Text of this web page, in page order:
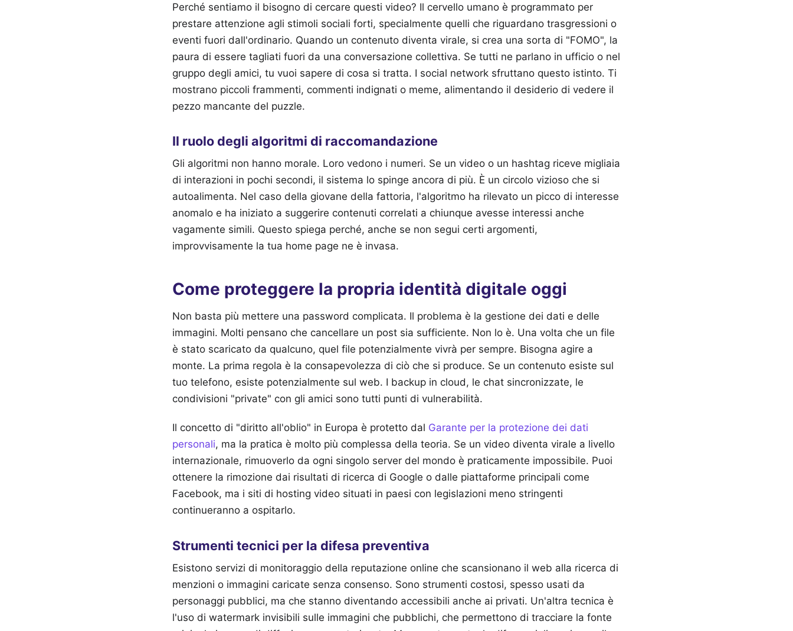
Perché sentiamo il bisogno di cercare questi video? Il cervello umano è programmato per
prestare attenzione agli stimoli sociali forti, specialmente quelli che riguardano trasgressioni o
eventi fuori dall'ordinario. Quando un contenuto diventa virale, si crea una sorta di "FOMO", la
paura di essere tagliati fuori da una conversazione collettiva. Se tutti ne parlano in ufficio o nel
gruppo degli amici, tu vuoi sapere di cosa si tratta. I social network sfruttano questo istinto. Ti
mostrano piccoli frammenti, commenti indignati o meme, alimentando il desiderio di vedere il
pezzo mancante del puzzle.
Il ruolo degli algoritmi di raccomandazione
Gli algoritmi non hanno morale. Loro vedono i numeri. Se un video o un hashtag riceve migliaia
di interazioni in pochi secondi, il sistema lo spinge ancora di più. È un circolo vizioso che si
autoalimenta. Nel caso della giovane della fattoria, l'algoritmo ha rilevato un picco di interesse
anomalo e ha iniziato a suggerire contenuti correlati a chiunque avesse interessi anche
vagamente simili. Questo spiega perché, anche se non segui certi argomenti,
improvvisamente la tua home page ne è invasa.
Come proteggere la propria identità digitale oggi
Non basta più mettere una password complicata. Il problema è la gestione dei dati e delle
immagini. Molti pensano che cancellare un post sia sufficiente. Non lo è. Una volta che un file
è stato scaricato da qualcuno, quel file potenzialmente vivrà per sempre. Bisogna agire a
monte. La prima regola è la consapevolezza di ciò che si produce. Se un contenuto esiste sul
tuo telefono, esiste potenzialmente sul web. I backup in cloud, le chat sincronizzate, le
condivisioni "private" con gli amici sono tutti punti di vulnerabilità.
Il concetto di "diritto all'oblio" in Europa è protetto dal Garante per la protezione dei dati
personali, ma la pratica è molto più complessa della teoria. Se un video diventa virale a livello
internazionale, rimuoverlo da ogni singolo server del mondo è praticamente impossibile. Puoi
ottenere la rimozione dai risultati di ricerca di Google o dalle piattaforme principali come
Facebook, ma i siti di hosting video situati in paesi con legislazioni meno stringenti
continueranno a ospitarlo.
Strumenti tecnici per la difesa preventiva
Esistono servizi di monitoraggio della reputazione online che scansionano il web alla ricerca di
menzioni o immagini caricate senza consenso. Sono strumenti costosi, spesso usati da
personaggi pubblici, ma che stanno diventando accessibili anche ai privati. Un'altra tecnica è
l'uso di watermark invisibili sulle immagini che pubblichi, che permettono di tracciare la fonte